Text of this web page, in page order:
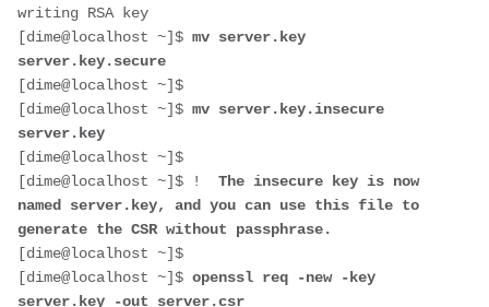
writing RSA key
[dime@localhost ~]$ mv server.key
server.key.secure
[dime@localhost ~]$
[dime@localhost ~]$ mv server.key.insecure
server.key
[dime@localhost ~]$
[dime@localhost ~]$ !
The insecure key is now
named server.key, and you can use this file to
generate the CSR without passphrase.
[dime@localhost ~]$
[dime@localhost ~]$ openssl req -new -key
server.key -out server.csr